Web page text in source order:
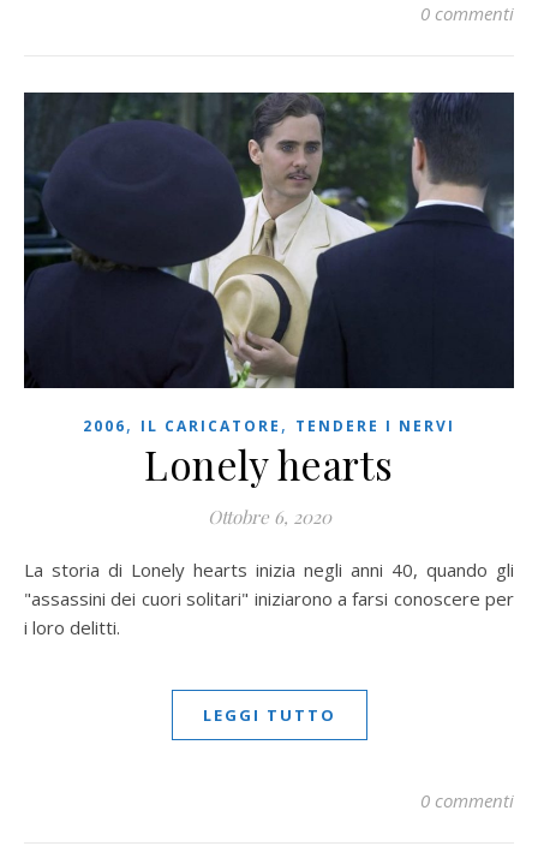
0 commenti
2006, IL CARICATORE , TENDERE I NERVI
Lonely hearts
Ottobre 6, 2020
La storia di Lonely hearts inizia negli anni 40, quando gli
"assassini dei cuori solitari" iniziarono a farsi conoscere per
i loro delitti.
LEGGI TUTTO
0 commenti